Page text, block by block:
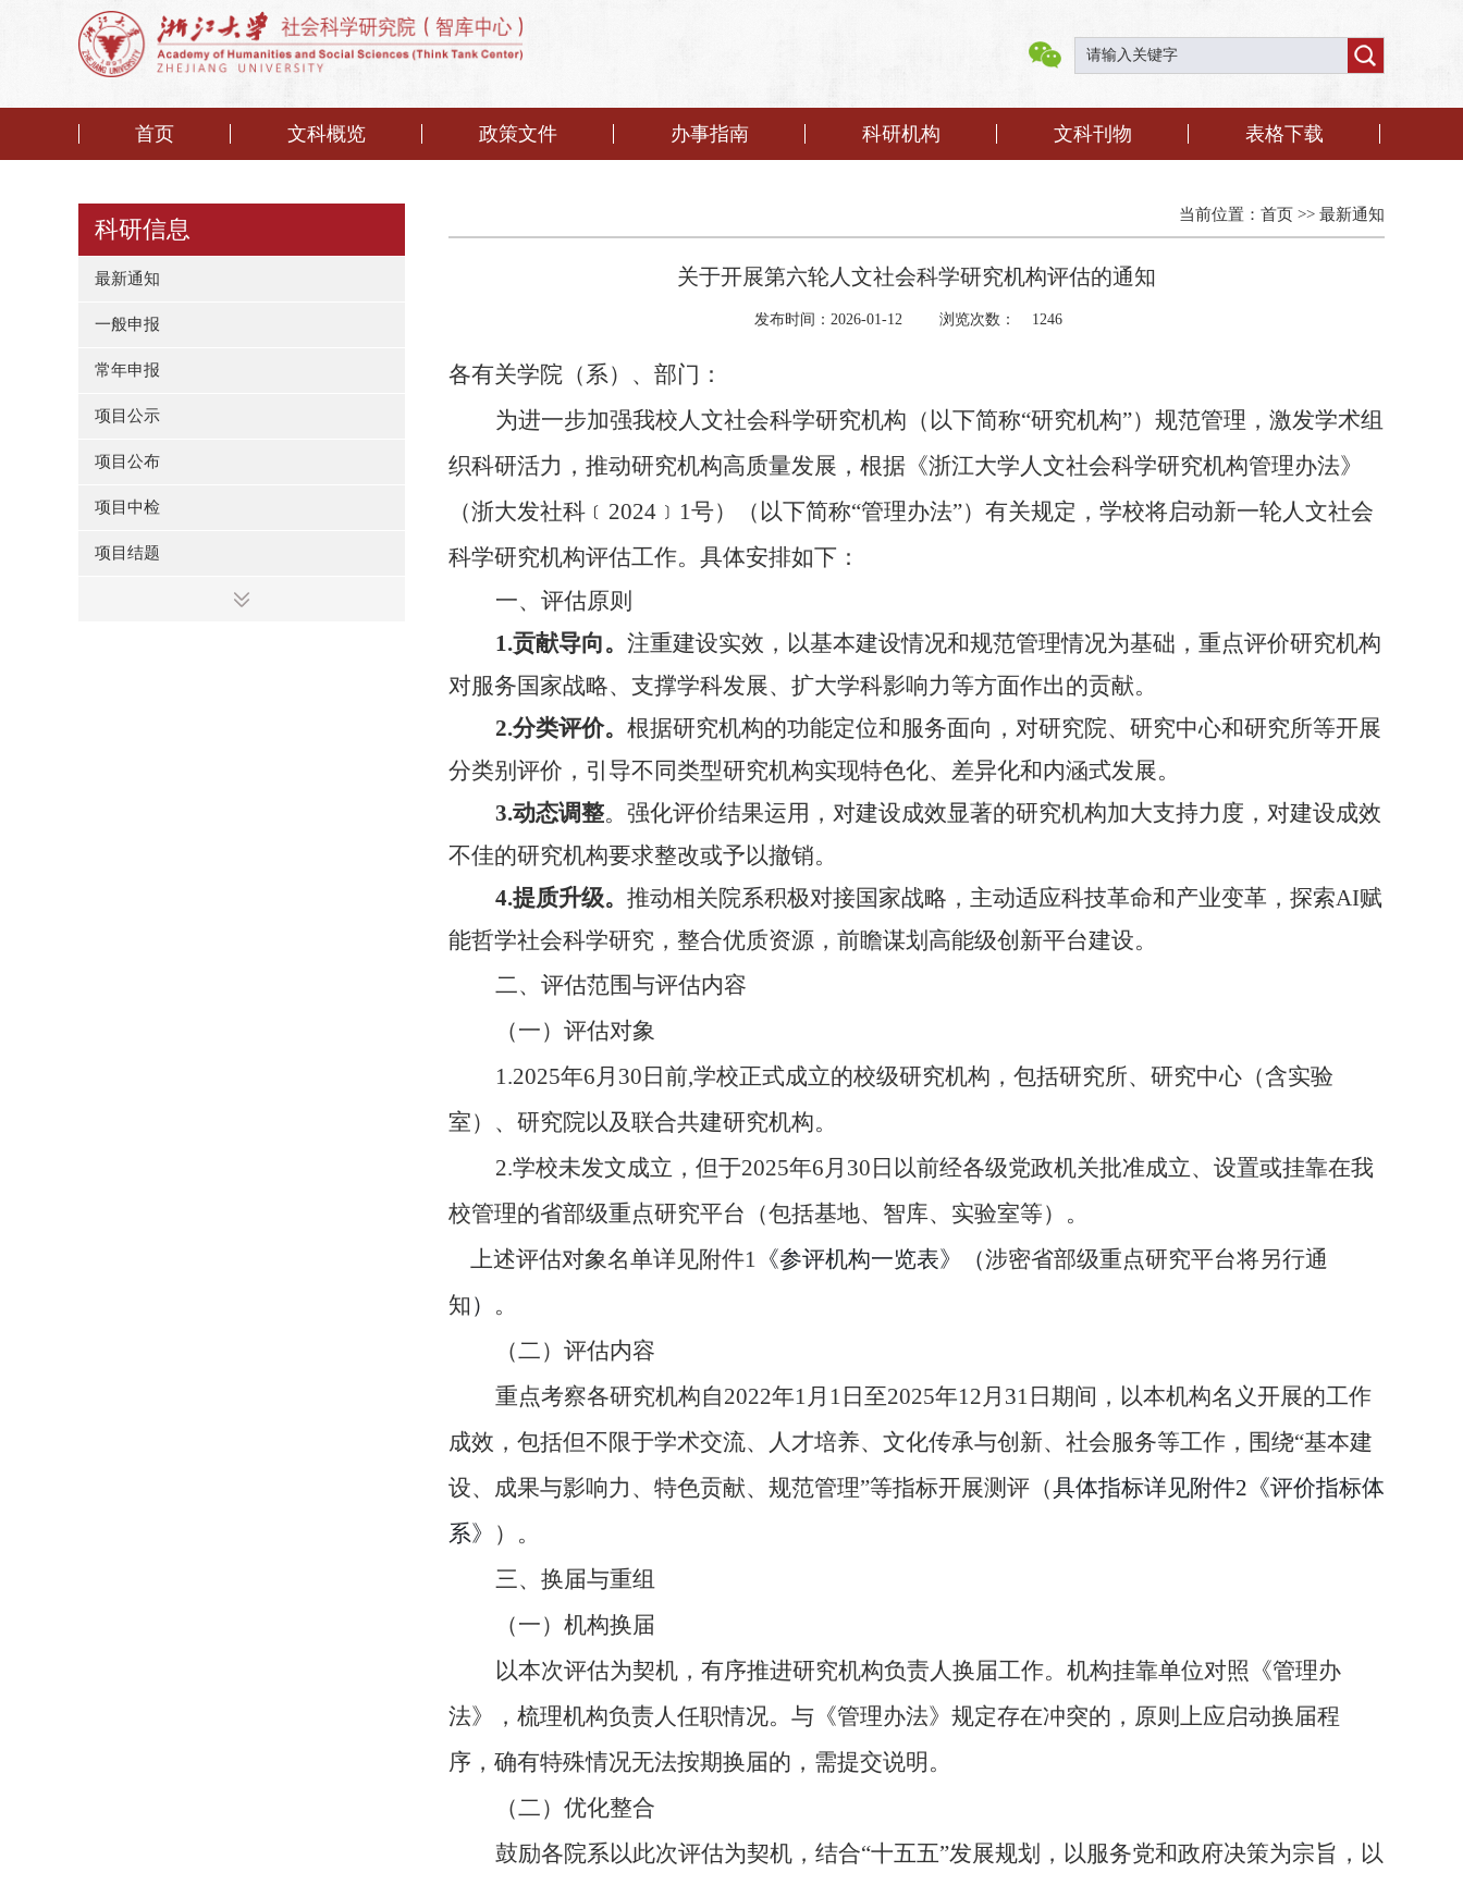
首页 文科概览 政策文件 办事指南 科研机构 文科刊物 表格下载
科研信息
最新通知
一般申报
常年申报
项目公示
项目公布
项目中检
项目结题
当前位置： 首页 >> 最新通知
关于开展第六轮人文社会科学研究机构评估的通知
发布时间：2026-01-12 浏览次数： 1246
各有关学院（系） 、部门：
为进一步加强我校人文社会科学研究机构 （ 以下简称“研究机构”） 规范管理，激发学术组
织科研活力， 推动研究机构高质量发展，根据 《浙江大学人文社会科学研究机构管理办法》
（浙大发社科 ﹝ 2024 ﹞ 1号） （ 以下简称“管理办法”） 有关规定，学校将启动新一轮人文社会
科学研究机构评估工作。具体安排如下：
一、评估原则
1.贡献导向。 注重建设实效， 以基本建设情况和规范管理情况为基础， 重点评价研究机构
对服务国家战略、支撑学科发展、扩大学科影响力等方面作出的贡献。
2.分类评价。 根据研究机构的功能定位和服务面向 ， 对研究院、研究中心和研究所等开展
分类别评价，引导不同类型研究机构实现特色化、差异化和内涵式发展。
3.动态调整。 强化评价结果运用，对建设成效显著的研究机构加大支持力度 ， 对建设成效
不佳的研究机构要求整改或予以撤销。
4.提质升级。 推动相关院系积极对接国家战略，主动适应科技革命和产业变革， 探索AI赋
能哲学社会科学研究， 整合优质资源，前瞻谋划高能级创新平台建设。
二、评估范围与评估内容
（一）评估对象
1.2025年6月 30 日前,学校正式成立的校级研究机构，包括研究所、 研究中心（含实验
室）、研究院以及联合共建研究机构。
2.学校未发文成立，但于2025年6月30日以前经各级党政机关批准成立、设置或挂靠在我
校管理的省部级重点研究平台（包括基地、智库、实验室等）。
上述评估对象名单详见附件1 《参评机构一览表》（涉密省部级重点研究平台将另行通
知 ） 。
（二） 评估内容
重点考察各研究机构自2022年1月1日至2025年12月31日期间， 以本机构名义开展的工作
成效 ， 包括但不限于学术交流、人才培养、文化传承与创新、社会服务等工作，围绕“基本建
设、成果与影响力、特色贡献、规范管理”等指标开展测评（具体指标详见附件2《评价指标体
系》
）。
三、换届与重组
（一）机构换届
以本次评估为契机，有序推进研究机构负责人换届工作。机构挂靠单位对照《管理办
法》，梳理机构负责人任职情况。与《管理办法》规定存在冲突的， 原则上应启动换届程
序，确有特殊情况无法按期换届的，需提交说明 。
（二） 优化整合
鼓励各院系以此次评估为契机，结合“十五五”发展规划，以服务党和政府决策为宗旨，以